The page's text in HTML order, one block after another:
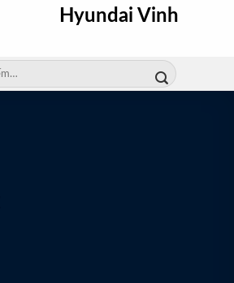
Hyundai Vinh